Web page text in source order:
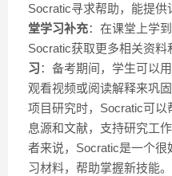
Socratic寻求帮助，能提供
堂学习补充：在课堂上学
Socratic获取更多相关资料
习：备考期间，学生可以
观看视频或阅读解释来巩固
项目研究时，Socratic可
息源和文献，支持研究工作
者来说，Socratic是一个
习材料，帮助掌握新技能。